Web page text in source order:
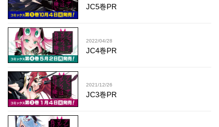
JC5巻PR
2022/04/28
JC4巻PR
2021/12/26
JC3巻PR